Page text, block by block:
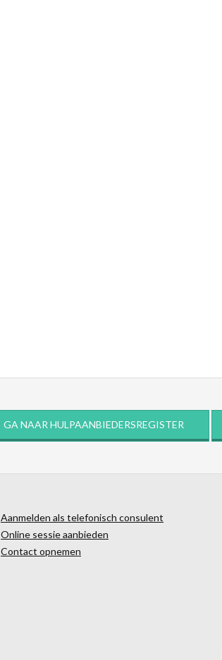
GA NAAR HULPAANBIEDERSREGISTER
Aanmelden als telefonisch consulent
Online sessie aanbieden
Contact opnemen